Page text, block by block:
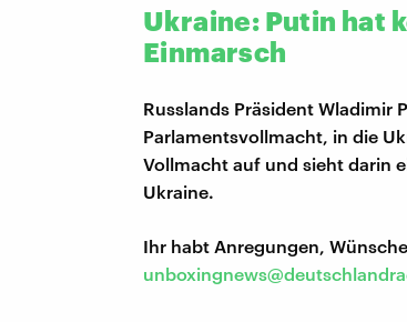
Ukraine: Putin hat
Einmarsch
Russlands Präsident Wladimir
Parlamentsvollmacht, in die
Vollmacht auf und sieht darin
Ukraine.
Ihr habt Anregungen,